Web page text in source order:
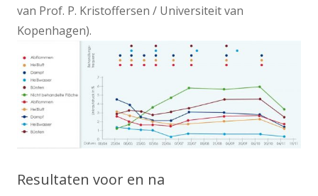
van Prof. P. Kristoffersen / Universiteit van
Kopenhagen).
Resultaten voor en na